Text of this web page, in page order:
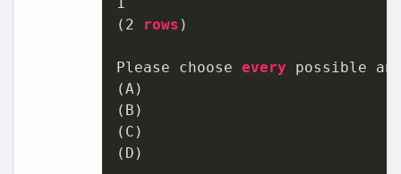
( 2 rows )
Please choose every possible
(A)
(B)
(C)
(D)